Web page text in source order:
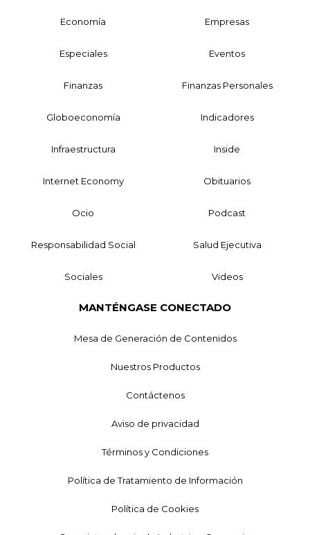
Economía Empresas
Especiales Eventos
Finanzas Finanzas Personales
Globoeconomía Indicadores
Infraestructura Inside
Internet Economy Obituarios
Ocio Podcast
Responsabilidad Social Salud Ejecutiva
Sociales Videos
MANTÉNGASE CONECTADO
Mesa de Generación de Contenidos
Nuestros Productos
Contáctenos
Aviso de privacidad
Términos y Condiciones
Política de Tratamiento de Información
Política de Cookies